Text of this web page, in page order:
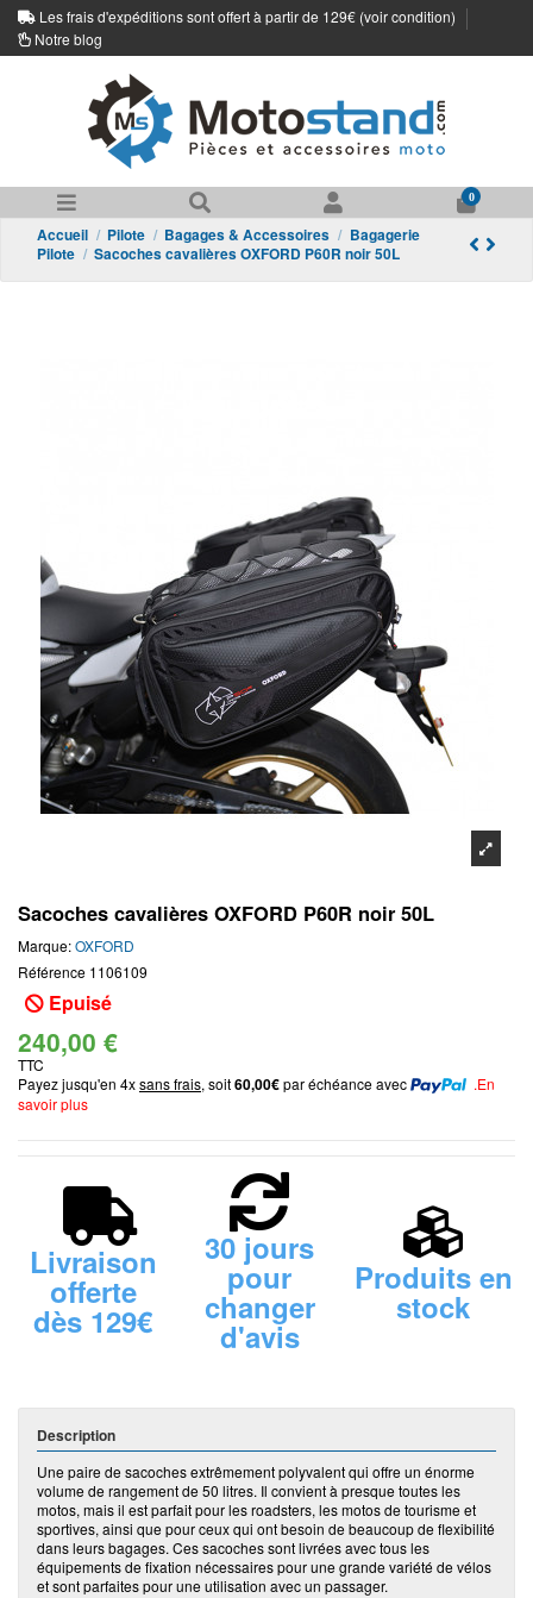
Les frais d'expéditions sont offert à partir de 129€ (voir condition)
Notre blog
0
Accueil Pilote Bagages & Accessoires
Bagagerie
Pilote
Sacoches cavalières OXFORD P60R noir 50L
Sacoches cavalières OXFORD P60R noir 50L
Marque:OXFORD
Référence 1106109
Epuisé
240,00 €
TTC
Payez jusqu'en 4xsans frais, soit60,00€par échéance avec
.En
savoir plus
Livraison
offerte
dès 129€
30 jours
pour
changer
d'avis
Produits en
stock
Description
Une paire de sacoches extrêmement polyvalent qui offre un énorme
volume de rangement de 50 litres. Il convient à presque toutes les
motos, mais il est parfait pour les roadsters, les motos de tourisme et
sportives, ainsi que pour ceux qui ont besoin de beaucoup de flexibilité
dans leurs bagages. Ces sacoches sont livrées avec tous les
équipements de fixation nécessaires pour une grande variété de vélos
et sont parfaites pour une utilisation avec un passager.